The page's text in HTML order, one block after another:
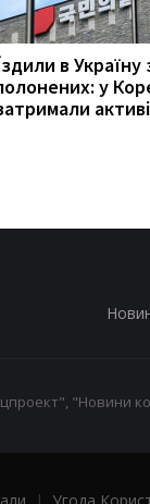
в Україну
у
"Новини